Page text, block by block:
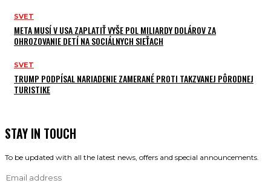
SVET
META MUSÍ V USA ZAPLATIŤ VYŠE POL MILIARDY DOLÁROV ZA
OHROZOVANIE DETÍ NA SOCIÁLNYCH SIEŤACH
SVET
TRUMP PODPÍSAL NARIADENIE ZAMERANÉ PROTI TAKZVANEJ PÔRODNEJ
TURISTIKE
STAY IN TOUCH
To be updated with all the latest news, offers and special announcements.